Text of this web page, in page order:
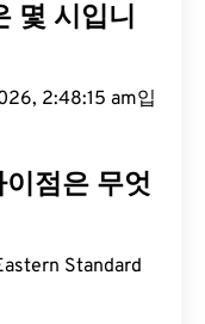
몇 시입니
2:48:16 am입
점은 무엇
Standard